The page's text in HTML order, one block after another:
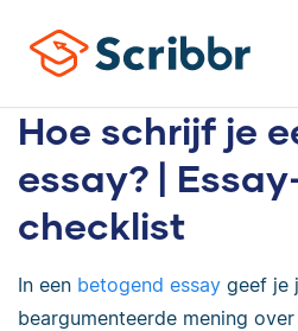
Hoe schrijf je
essay? |
checklist
In een betogend essay geef je
beargumenteerde mening